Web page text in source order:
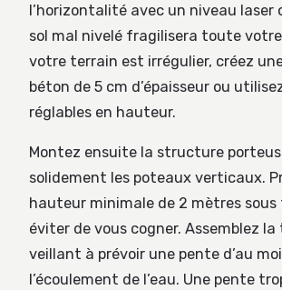
l’horizontalité avec un niveau laser
sol mal nivelé fragilisera toute
votre terrain est irrégulier, créez
béton de 5 cm d’épaisseur ou
réglables en hauteur.
Montez ensuite la structure
solidement les poteaux verticaux.
hauteur minimale de 2 mètres
éviter de vous cogner. Assemblez
veillant à prévoir une pente d’au
l’écoulement de l’eau. Une pente